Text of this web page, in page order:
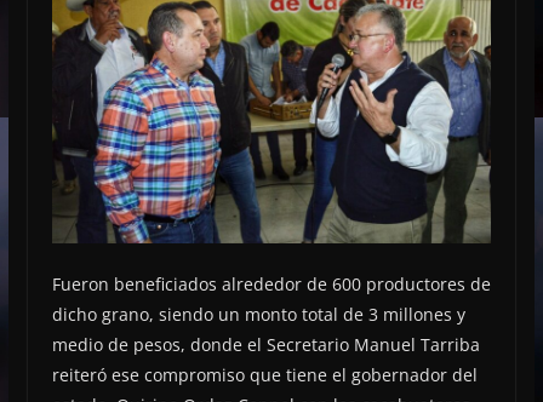
Fueron beneficiados alrededor de 600 productores de
dicho grano, siendo un monto total de 3 millones y
medio de pesos, donde el Secretario Manuel Tarriba
reiteró ese compromiso que tiene el gobernador del